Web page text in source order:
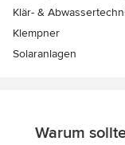
Klär- &
Klempner
Solaranlagen
Warum